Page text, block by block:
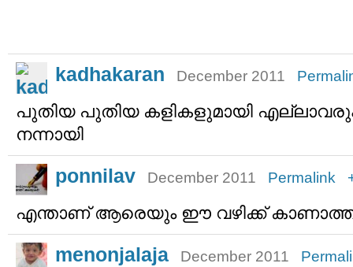
kadhakaran December 2011
പുതിയ പുതിയ കളികളുമായി
നന്നായി
ponnilav December 2011 Permalink
എന്താണ് ആരെയും ഈ വഴിക്ക്
menonjalaja December 2011